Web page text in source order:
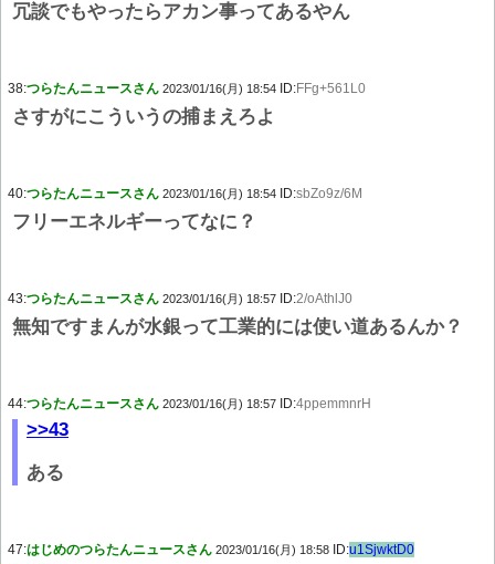
冗談でもやったらアカン事ってあるやん
38:つらたんニュースさん 2023/01/16(月) 18:54 ID:FFg+561L0
さすがにこういうの捕まえろよ
40:つらたんニュースさん 2023/01/16(月) 18:54 ID:sbZo9z/6M
フリーエネルギーってなに？
43:つらたんニュースさん 2023/01/16(月) 18:57 ID:2/oAthlJ0
無知ですまんが水銀って工業的には使い道あるんか？
44:つらたんニュースさん 2023/01/16(月) 18:57 ID:4ppemmnrH
>>43
ある
47:はじめのつらたんニュースさん 2023/01/16(月) 18:58 ID:u1SjwktD0